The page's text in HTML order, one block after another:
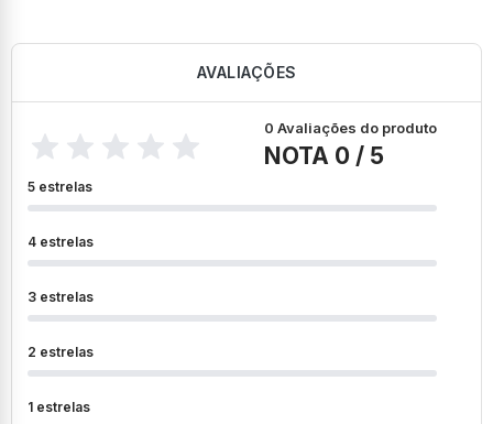
AVALIAÇÕES
0 Avaliações do produto
NOTA 0 / 5
5 estrelas
4 estrelas
3 estrelas
2 estrelas
1 estrelas